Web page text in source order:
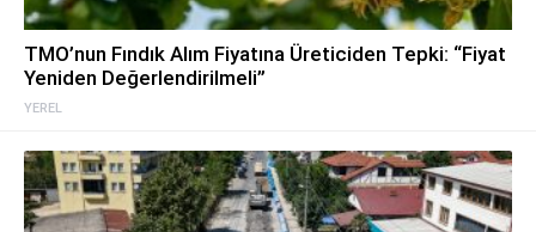
YEREL
TMO’nun Fındık Alım Fiyatına Üreticiden Tepki: “Fiyat
Yeniden Değerlendirilmeli”